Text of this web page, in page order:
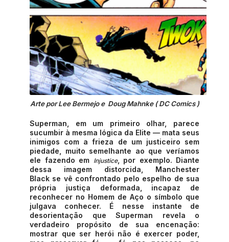
Arte por Lee Bermejo e Doug Mahnke ( DC Comics )
Superman, em um primeiro olhar, parece
sucumbir à mesma lógica da Elite — mata seus
inimigos com a frieza de um justiceiro sem
piedade, muito semelhante ao que veríamos
ele fazendo em Injustice, por exemplo. Diante
dessa imagem distorcida, Manchester
Black se vê confrontado pelo espelho de sua
própria justiça deformada, incapaz de
reconhecer no Homem de Aço o símbolo que
julgava conhecer. É nesse instante de
desorientação que Superman revela o
verdadeiro propósito de sua encenação:
mostrar que ser herói não é exercer poder,